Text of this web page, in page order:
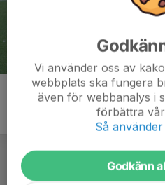
Vi använder oss av
webbplats ska fungera
även för webbanalys i
förbättra
Så
Godkänn